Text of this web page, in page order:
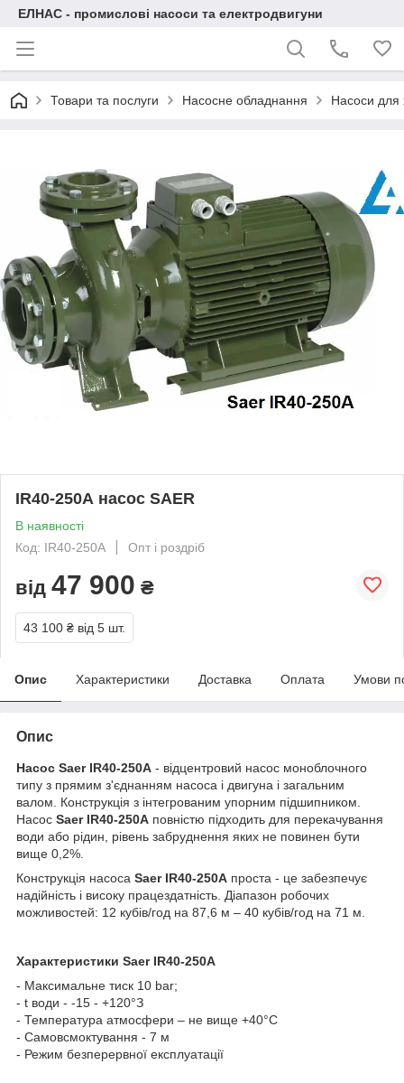
ЕЛНАС - промислові насоси та електродвигуни
Товари та послуги Насосне обладнання Насоси для
IR40-250А насос SAER
В наявності
Код: IR40-250А
Опт і роздріб
від 47 900 ₴
43 100 ₴ від 5 шт.
Опис Характеристики Доставка Оплата Умови
Опис
Насос Saer IR40-250А - відцентровий насос моноблочного
типу з прямим з'єднанням насоса і двигуна і загальним
валом. Конструкція з інтегрованим упорним підшипником.
Насос Saer IR40-250А повністю підходить для перекачування
води або рідин, рівень забруднення яких не повинен бути
вище 0,2%.
Конструкція насоса Saer IR40-250А проста - це забезпечує
надійність і високу працездатність. Діапазон робочих
можливостей: 12 кубів/год на 87,6 м – 40 кубів/год на 71 м.
Характеристики Saer IR40-250А
- Максимальне тиск 10 bar;
- t води - -15 - +120°З
- Температура атмосфери – не вище +40°С
- Самовсмоктування - 7 м
- Режим безперервної експлуатації